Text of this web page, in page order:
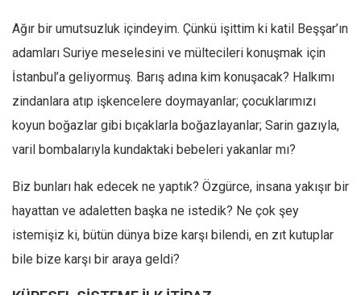
Ağır bir umutsuzluk içindeyim. Çünkü işittim ki katil Beşşar’ın
adamları Suriye meselesini ve mültecileri konuşmak için
İstanbul’a geliyormuş. Barış adına kim konuşacak? Halkımı
zindanlara atıp işkencelere doymayanlar; çocuklarımızı
koyun boğazlar gibi bıçaklarla boğazlayanlar; Sarin gazıyla,
varil bombalarıyla kundaktaki bebeleri yakanlar mı?
Biz bunları hak edecek ne yaptık? Özgürce, insana yakışır bir
hayattan ve adaletten başka ne istedik? Ne çok şey
istemişiz ki, bütün dünya bize karşı bilendi, en zıt kutuplar
bile bize karşı bir araya geldi?